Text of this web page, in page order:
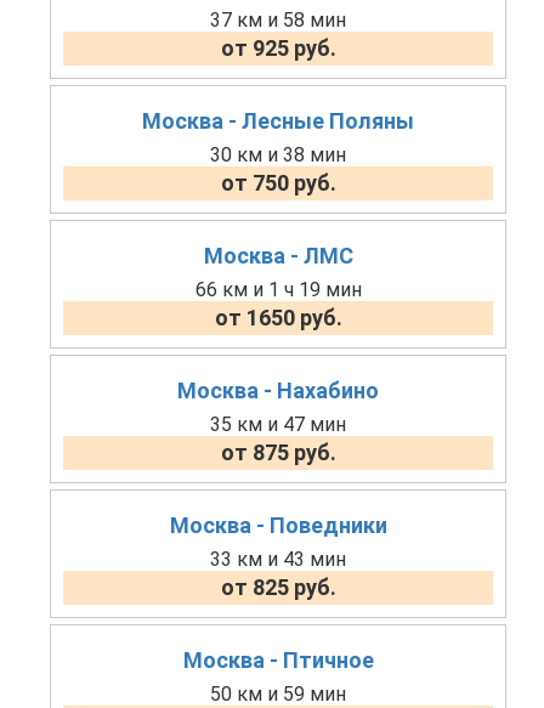
37 км и 58 мин
от 925 руб.
Москва - Лесные Поляны
30 км и 38 мин
от 750 руб.
Москва - ЛМС
66 км и 1 ч 19 мин
от 1650 руб.
Москва - Нахабино
35 км и 47 мин
от 875 руб.
Москва - Поведники
33 км и 43 мин
от 825 руб.
Москва - Птичное
50 км и 59 мин